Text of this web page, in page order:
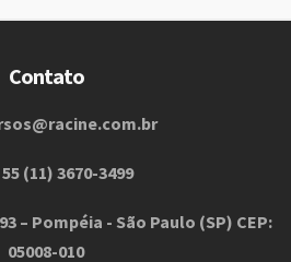
Contato
55 (11) 3670-3499
– Pompéia - São Paulo (SP) CEP:
05008-010